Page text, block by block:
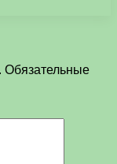
Обязательные